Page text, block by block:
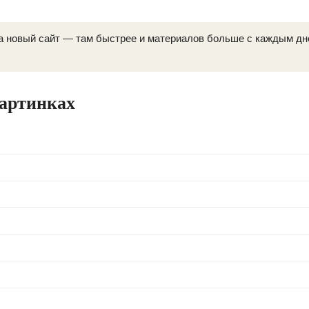
новый сайт — там быстрее и материалов больше с каждым